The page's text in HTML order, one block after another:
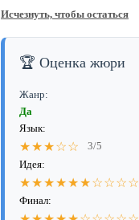
Исчезнуть, чтобы остаться
🏆 Оценка жюри
Жанр:
Да
Язык:
★★★☆☆
3/5
Идея:
★★★★★★☆☆☆☆
Финал: